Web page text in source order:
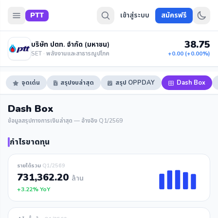
PTT เข้าสู่ระบบ สมัครฟรี
บริษัท ปตท. จำกัด (มหาชน)
SET · พลังงานและสาธารณูปโภค
38.75
+0.00 (+0.00%)
จุดเด่น สรุปงบล่าสุด สรุป OPPDAY Dash Box
Dash Box
ข้อมูลสรุปทางการเงินล่าสุด — อ้างอิง Q1/2569
กำไรขาดทุน
รายได้รวม Q1/2569
731,362.20 ล้าน
+3.22% YoY